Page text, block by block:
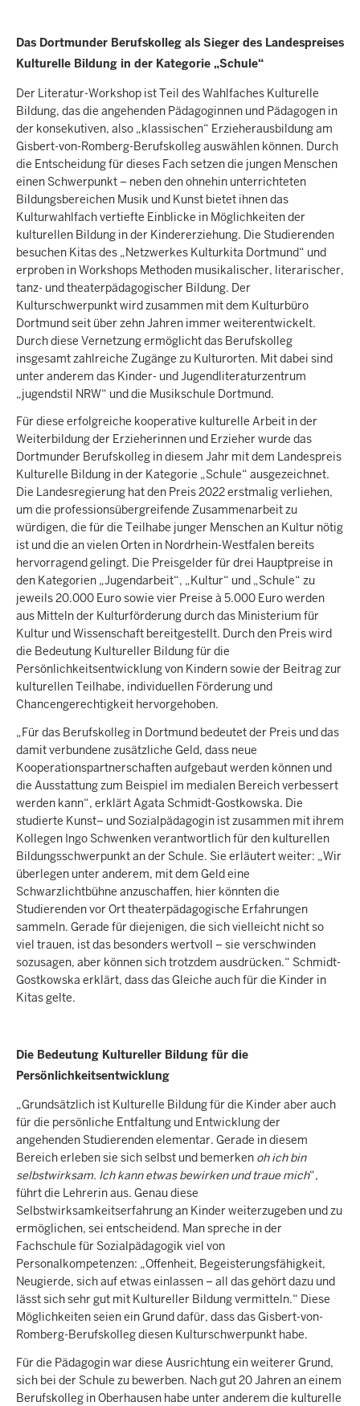
Das Dortmunder Berufskolleg als Sieger des Landespreises
Kulturelle Bildung in der Kategorie „Schule“
Der Literatur-Workshop ist Teil des Wahlfaches Kulturelle
Bildung, das die angehenden Pädagoginnen und Pädagogen in
der konsekutiven, also „klassischen“ Erzieherausbildung am
Gisbert-von-Romberg-Berufskolleg auswählen können. Durch
die Entscheidung für dieses Fach setzen die jungen Menschen
einen Schwerpunkt – neben den ohnehin unterrichteten
Bildungsbereichen Musik und Kunst bietet ihnen das
Kulturwahlfach vertiefte Einblicke in Möglichkeiten der
kulturellen Bildung in der Kindererziehung. Die Studierenden
besuchen Kitas des „Netzwerkes Kulturkita Dortmund“ und
erproben in Workshops Methoden musikalischer, literarischer,
tanz- und theaterpädagogischer Bildung. Der
Kulturschwerpunkt wird zusammen mit dem Kulturbüro
Dortmund seit über zehn Jahren immer weiterentwickelt.
Durch diese Vernetzung ermöglicht das Berufskolleg
insgesamt zahlreiche Zugänge zu Kulturorten. Mit dabei sind
unter anderem das Kinder- und Jugendliteraturzentrum
„jugendstil NRW“ und die Musikschule Dortmund.
Für diese erfolgreiche kooperative kulturelle Arbeit in der
Weiterbildung der Erzieherinnen und Erzieher wurde das
Dortmunder Berufskolleg in diesem Jahr mit dem Landespreis
Kulturelle Bildung in der Kategorie „Schule“ ausgezeichnet.
Die Landesregierung hat den Preis 2022 erstmalig verliehen,
um die professionsübergreifende Zusammenarbeit zu
würdigen, die für die Teilhabe junger Menschen an Kultur nötig
ist und die an vielen Orten in Nordrhein-Westfalen bereits
hervorragend gelingt. Die Preisgelder für drei Hauptpreise in
den Kategorien „Jugendarbeit“, „Kultur“ und „Schule“ zu
jeweils 20.000 Euro sowie vier Preise à 5.000 Euro werden
aus Mitteln der Kulturförderung durch das Ministerium für
Kultur und Wissenschaft bereitgestellt. Durch den Preis wird
die Bedeutung Kultureller Bildung für die
Persönlichkeitsentwicklung von Kindern sowie der Beitrag zur
kulturellen Teilhabe, individuellen Förderung und
Chancengerechtigkeit hervorgehoben.
„Für das Berufskolleg in Dortmund bedeutet der Preis und das
damit verbundene zusätzliche Geld, dass neue
Kooperationspartnerschaften aufgebaut werden können und
die Ausstattung zum Beispiel im medialen Bereich verbessert
werden kann“, erklärt Agata Schmidt-Gostkowska. Die
studierte Kunst– und Sozialpädagogin ist zusammen mit ihrem
Kollegen Ingo Schwenken verantwortlich für den kulturellen
Bildungsschwerpunkt an der Schule. Sie erläutert weiter: „Wir
überlegen unter anderem, mit dem Geld eine
Schwarzlichtbühne anzuschaffen, hier könnten die
Studierenden vor Ort theaterpädagogische Erfahrungen
sammeln. Gerade für diejenigen, die sich vielleicht nicht so
viel trauen, ist das besonders wertvoll – sie verschwinden
sozusagen, aber können sich trotzdem ausdrücken.“ Schmidt-
Gostkowska erklärt, dass das Gleiche auch für die Kinder in
Kitas gelte.
Die Bedeutung Kultureller Bildung für die
Persönlichkeitsentwicklung
„Grundsätzlich ist Kulturelle Bildung für die Kinder aber auch
für die persönliche Entfaltung und Entwicklung der
angehenden Studierenden elementar. Gerade in diesem
Bereich erleben sie sich selbst und bemerken oh ich bin
selbstwirksam. Ich kann etwas bewirken und traue mich“,
führt die Lehrerin aus. Genau diese
Selbstwirksamkeitserfahrung an Kinder weiterzugeben und zu
ermöglichen, sei entscheidend. Man spreche in der
Fachschule für Sozialpädagogik viel von
Personalkompetenzen: „Offenheit, Begeisterungsfähigkeit,
Neugierde, sich auf etwas einlassen – all das gehört dazu und
lässt sich sehr gut mit Kultureller Bildung vermitteln.“ Diese
Möglichkeiten seien ein Grund dafür, dass das Gisbert-von-
Romberg-Berufskolleg diesen Kulturschwerpunkt habe.
Für die Pädagogin war diese Ausrichtung ein weiterer Grund,
sich bei der Schule zu bewerben. Nach gut 20 Jahren an einem
Berufskolleg in Oberhausen habe unter anderem die kulturelle